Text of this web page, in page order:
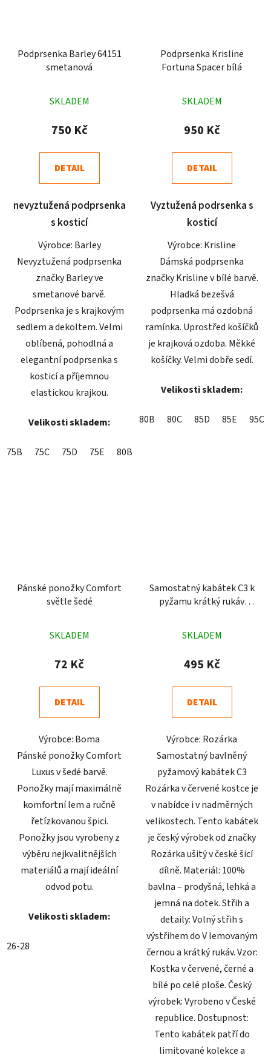
Podprsenka Barley 64151
smetanová
hodnocení
produktu
4,9
z
hvězdiček.
SKLADEM
750 Kč
DETAIL
nevyztužená podprsenka
s kosticí
Výrobce: Barley
Nevyztužená podprsenka
značky Barley ve
smetanové barvě.
Podprsenka je s krajkovým
sedlem a dekoltem. Velmi
oblíbená, pohodlná a
elegantní podprsenka s
kosticí a příjemnou
elastickou krajkou.
Velikosti skladem:
75B 75C 75D 75E 80B
Podprsenka Krisline
Fortuna Spacer bílá
hodnocení
produktu
4,8
z
hvězdiček.
SKLADEM
950 Kč
DETAIL
Vyztužená podrsenka s
kosticí
Výrobce: Krisline
Dámská podprsenka
značky Krisline v bílé barvě.
Hladká bezešvá
podprsenka má ozdobná
ramínka. Uprostřed košíčků
je krajková ozdoba. Měkké
košíčky. Velmi dobře sedí.
Velikosti skladem:
80B 80C 85D 85E 95C
Pánské ponožky Comfort
světle šedé
hodnocení
produktu
5,0
z
hvězdiček.
SKLADEM
72 Kč
DETAIL
Výrobce: Boma
Pánské ponožky Comfort
Luxus v šedé barvě.
Ponožky mají maximálně
komfortní lem a ručně
řetízkovanou špici.
Ponožky jsou vyrobeny z
výběru nejkvalitnějších
materiálů a mají ideální
odvod potu.
Velikosti skladem:
26-28
Samostatný kabátek C3 k
pyžamu krátký rukáv
hodnocení
produktu
5,0
z
hvězdiček.
SKLADEM
495 Kč
DETAIL
Výrobce: Rozárka
Samostatný bavlněný
pyžamový kabátek C3
Rozárka v červené kostce je
v nabídce i v nadměrných
velikostech. Tento kabátek
je český výrobek od značky
Rozárka ušitý v české šicí
dílně. Materiál: 100%
bavlna – prodyšná, lehká a
jemná na dotek. Střih a
detaily: Volný střih s
výstřihem do V lemovaným
černou a krátký rukáv. Vzor:
Kostka v červené, černé a
bílé po celé ploše. Český
výrobek: Vyrobeno v České
republice. Dostupnost:
Tento kabátek patří do
limitované kolekce a